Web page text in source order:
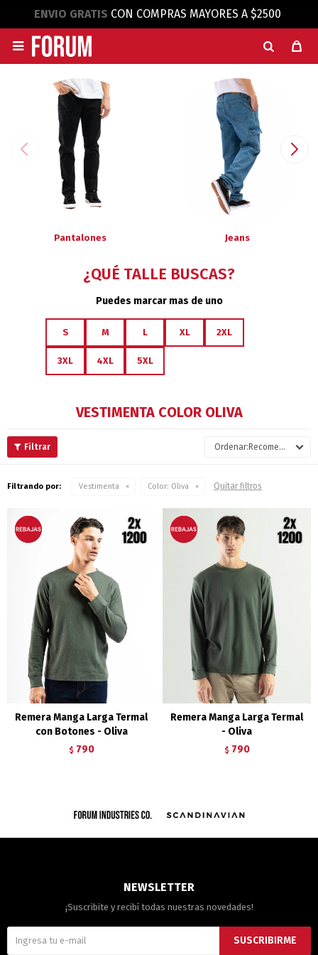
ENVIO GRATIS CON COMPRAS MAYORES A $2500

Pantalones Jeans
¿QUÉ TALLE BUSCAS?
Puedes marcar mas de uno
S M L XL 2XL
3XL 4XL 5XL
VESTIMENTA COLOR OLIVA
Recomendados
Filtrando por: Vestimenta Color: Oliva Quitar filtros
Remera Manga Larga Termal
con Botones - Oliva
$ 790
Remera Manga Larga Termal
- Oliva
$ 790
NEWSLETTER
¡Suscribite y recibí todas nuestras novedades!
SUSCRIBIRME